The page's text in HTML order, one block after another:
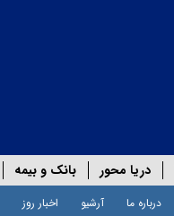
دریا محور بانک و بیمه
درباره ما آرشیو اخبار روز